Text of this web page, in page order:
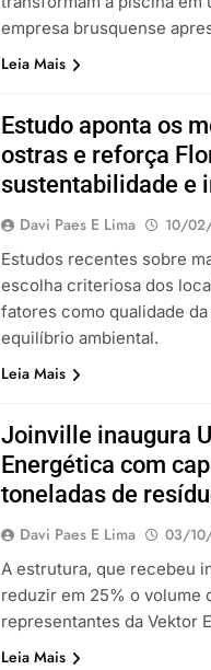
empresa brusquense
Leia Mais
Estudo aponta os
ostras e reforça
sustentabilidade e
Davi Paes E Lima 10/
Estudos recentes sobre
escolha criteriosa dos
fatores como qualidade
equilíbrio ambiental.
Leia Mais
Joinville inaugura
Energética com
toneladas de
Davi Paes E Lima 03/
A estrutura, que recebeu
reduzir em 25% o volume
representantes da Vektor
Leia Mais